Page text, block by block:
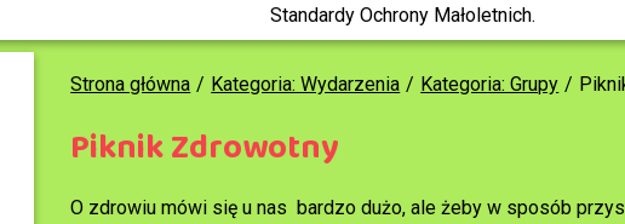
Standardy Ochrony Małoletnich.
Strona główna Kategoria: Wydarzenia Kategoria: Grupy
Piknik Zdrowotny
O zdrowiu mówi się u nas bardzo dużo, ale żeby w sposób